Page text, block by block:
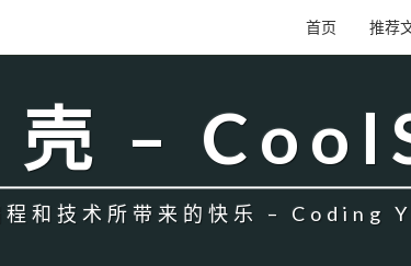
首页 推荐
壳 –
程和技术所带来的快乐 – Coding